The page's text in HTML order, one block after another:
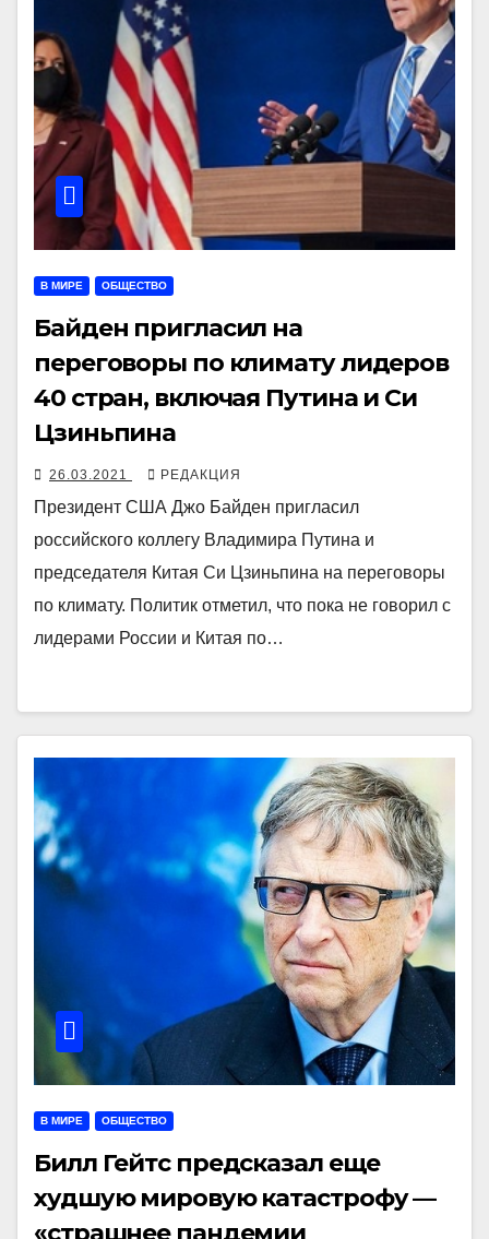
В МИРЕ ОБЩЕСТВО
Байден пригласил на
переговоры по климату лидеров
40 стран, включая Путина и Си
Цзиньпина
26.03.2021 РЕДАКЦИЯ
Президент США Джо Байден пригласил
российского коллегу Владимира Путина и
председателя Китая Си Цзиньпина на переговоры
по климату. Политик отметил, что пока не говорил с
лидерами России и Китая по…
В МИРЕ ОБЩЕСТВО
Билл Гейтс предсказал еще
худшую мировую катастрофу —
«страшнее пандемии